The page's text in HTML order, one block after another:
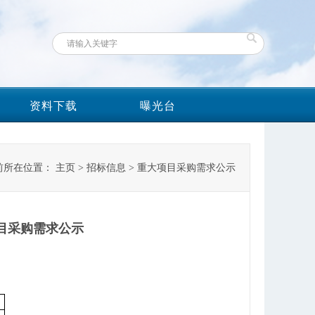
资料下载 曝光台
在位置： 主页 > 招标信息 > 重大项目采购需求公示
采购需求公示